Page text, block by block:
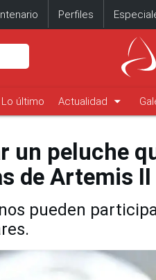
Perfiles
Lo último Actualidad arrow_drop_down
un peluche
de Artemis II
pueden